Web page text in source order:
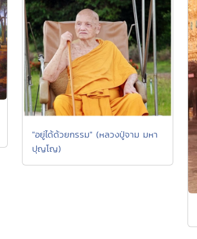
"อยู่ได้ด้วยกรรม" (หลวงปู่จาม มหา
ปุญโญ)